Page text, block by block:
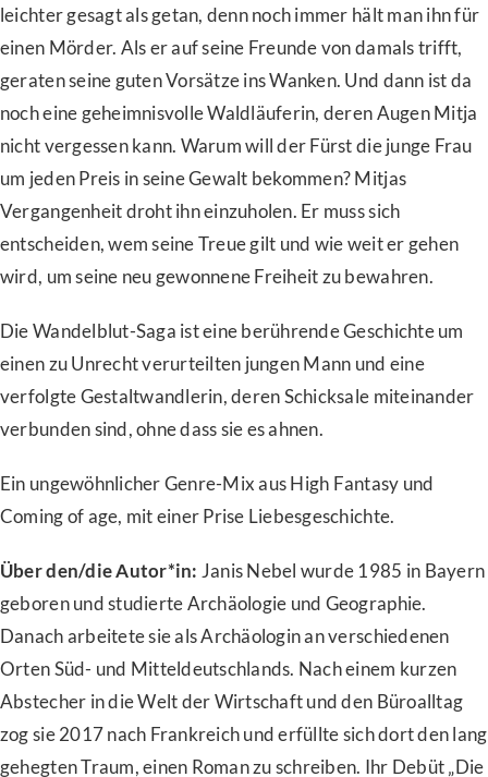
leichter gesagt als getan, denn noch immer hält man ihn für
einen Mörder. Als er auf seine Freunde von damals trifft,
geraten seine guten Vorsätze ins Wanken. Und dann ist da
noch eine geheimnisvolle Waldläuferin, deren Augen Mitja
nicht vergessen kann. Warum will der Fürst die junge Frau
um jeden Preis in seine Gewalt bekommen? Mitjas
Vergangenheit droht ihn einzuholen. Er muss sich
entscheiden, wem seine Treue gilt und wie weit er gehen
wird, um seine neu gewonnene Freiheit zu bewahren.
Die Wandelblut-Saga ist eine berührende Geschichte um
einen zu Unrecht verurteilten jungen Mann und eine
verfolgte Gestaltwandlerin, deren Schicksale miteinander
verbunden sind, ohne dass sie es ahnen.
Ein ungewöhnlicher Genre-Mix aus High Fantasy und
Coming of age, mit einer Prise Liebesgeschichte.
Über den/die Autor*in: Janis Nebel wurde 1985 in Bayern
geboren und studierte Archäologie und Geographie.
Danach arbeitete sie als Archäologin an verschiedenen
Orten Süd- und Mitteldeutschlands. Nach einem kurzen
Abstecher in die Welt der Wirtschaft und den Büroalltag
zog sie 2017 nach Frankreich und erfüllte sich dort den lang
gehegten Traum, einen Roman zu schreiben. Ihr Debüt „Die